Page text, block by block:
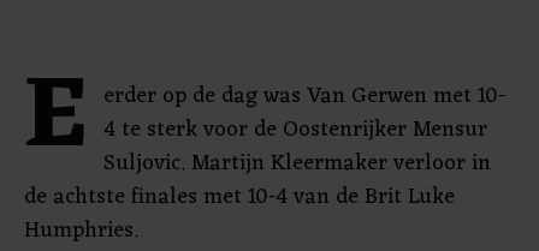
E erder op de dag was Van Gerwen met 10-
4 te sterk voor de Oostenrijker Mensur
Suljovic. Martijn Kleermaker verloor in
de achtste finales met 10-4 van de Brit Luke
Humphries.